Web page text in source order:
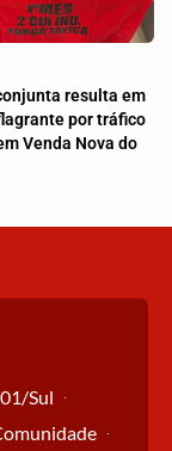
resulta em
por tráfico
Venda Nova do
Sul